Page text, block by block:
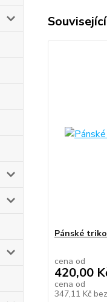
Pánské
cena od
420,00
cena od
347,11 Kč